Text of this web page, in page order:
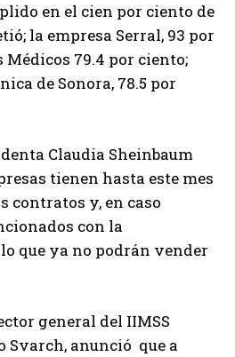
en el cien por ciento de
la empresa Serral, 93 por
Médicos 79.4 por ciento;
de Sonora, 78.5 por
Claudia Sheinbaum
tienen hasta este mes
contratos y, en caso
con la
que ya no podrán vender
general del IIMSS
Svarch, anunció que a